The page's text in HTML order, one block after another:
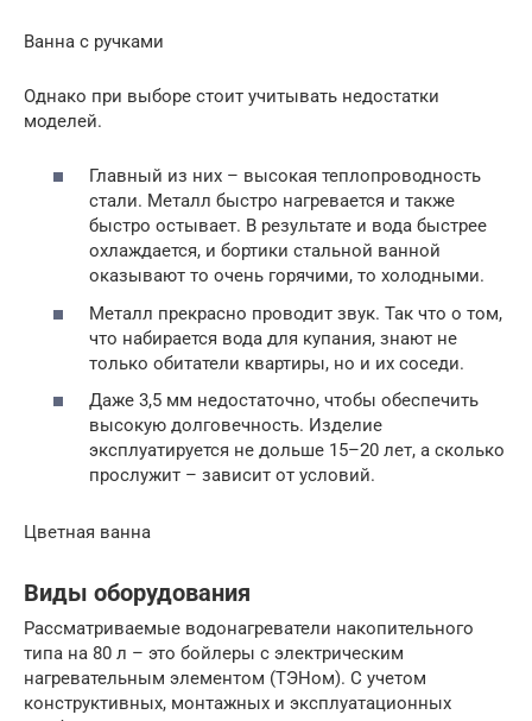
Ванна с ручками
Однако при выборе стоит учитывать недостатки
моделей.
Главный из них – высокая теплопроводность
стали. Металл быстро нагревается и также
быстро остывает. В результате и вода быстрее
охлаждается, и бортики стальной ванной
оказывают то очень горячими, то холодными.
Металл прекрасно проводит звук. Так что о том,
что набирается вода для купания, знают не
только обитатели квартиры, но и их соседи.
Даже 3,5 мм недостаточно, чтобы обеспечить
высокую долговечность. Изделие
эксплуатируется не дольше 15–20 лет, а сколько
прослужит – зависит от условий.
Цветная ванна
Виды оборудования
Рассматриваемые водонагреватели накопительного
типа на 80 л – это бойлеры с электрическим
нагревательным элементом (ТЭНом). С учетом
конструктивных, монтажных и эксплуатационных